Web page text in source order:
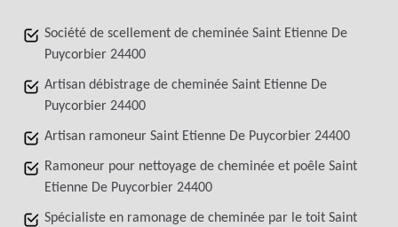
Société de scellement de cheminée Saint Etienne De
Puycorbier 24400
Artisan débistrage de cheminée Saint Etienne De
Puycorbier 24400
Artisan ramoneur Saint Etienne De Puycorbier 24400
Ramoneur pour nettoyage de cheminée et poêle Saint
Etienne De Puycorbier 24400
Spécialiste en ramonage de cheminée par le toit Saint